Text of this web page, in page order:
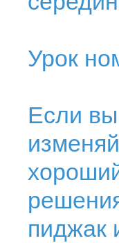
Урок
Если
пиджак